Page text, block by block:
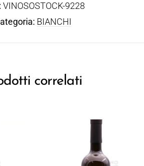
VINOSOSTOCK-9228
BIANCHI
correlati